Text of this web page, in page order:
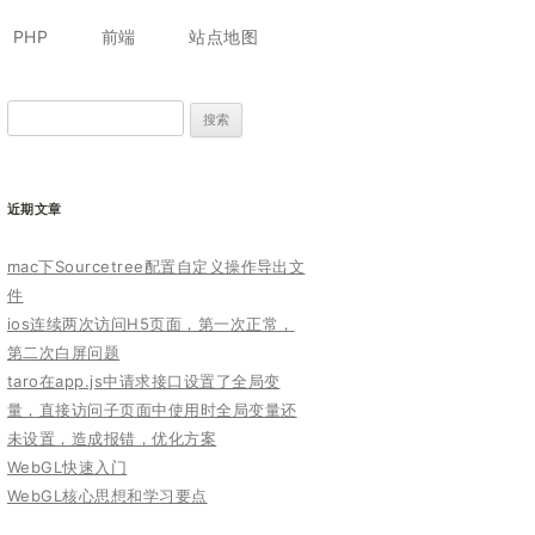
至
正
PHP 前端 站点地图
索：
近期文章
mac下Sourcetree配置自定义操作导出文
件
ios连续两次访问H5页面，第一次正常，
第二次白屏问题
taro在app.js中请求接口设置了全局变
量，直接访问子页面中使用时全局变量还
未设置，造成报错，优化方案
WebGL快速入门
WebGL核心思想和学习要点